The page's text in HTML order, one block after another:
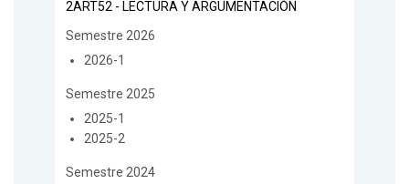
2ART52 - LECTURA Y ARGUMENTACIÓN
Semestre 2026
2026-1
Semestre 2025
2025-1
2025-2
Semestre 2024